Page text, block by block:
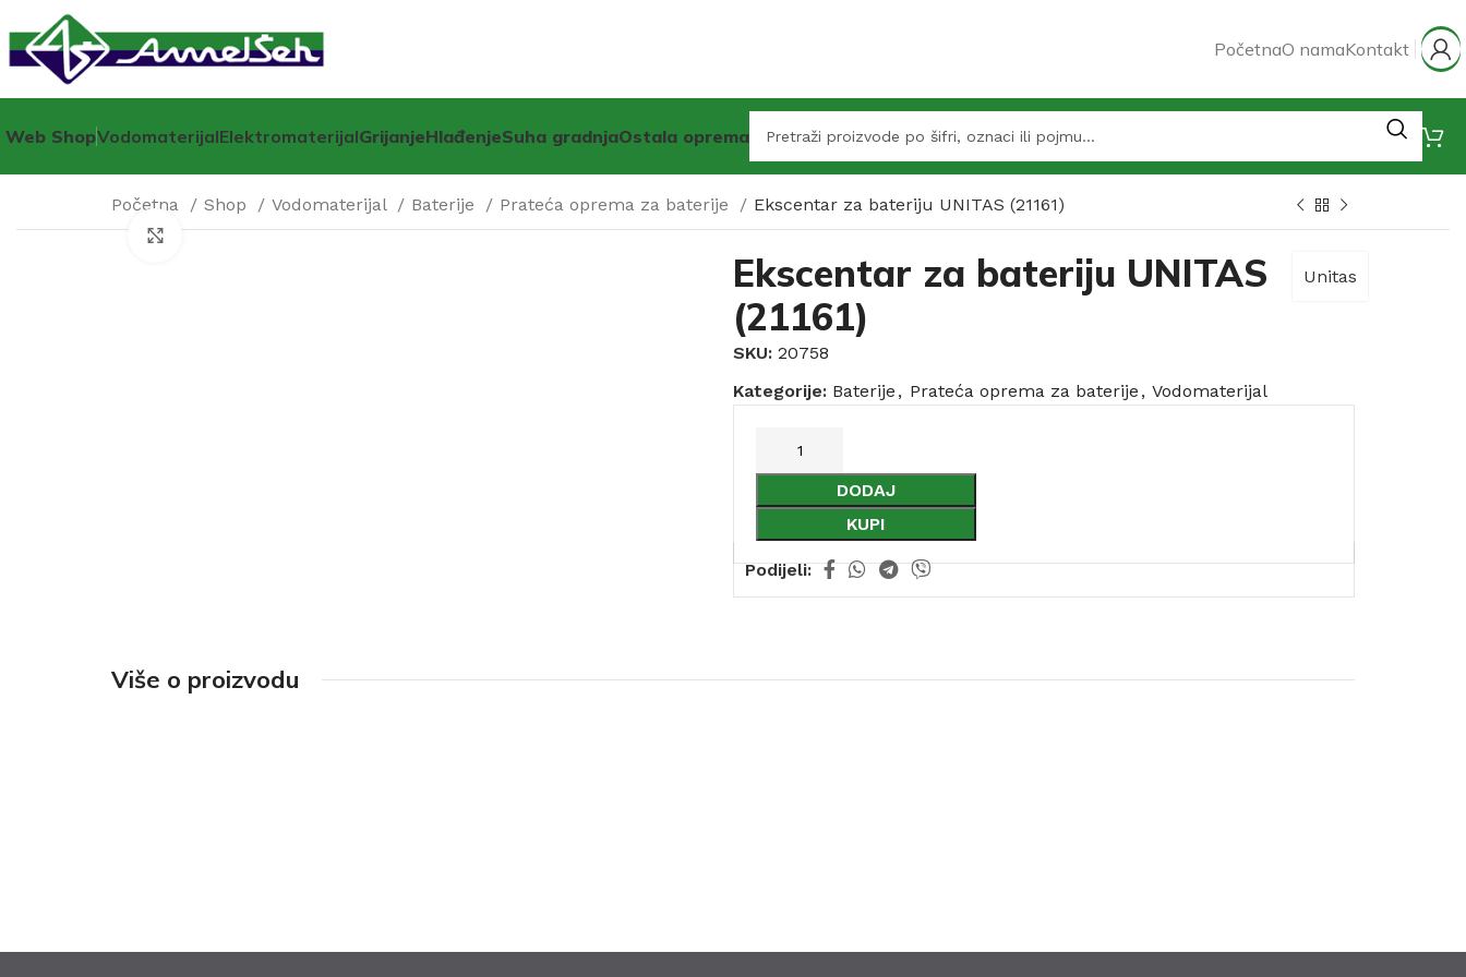
PočetnaO namaKontakt
Web ShopVodomaterijalElektromaterijalGrijanjeHlađenjeSuha gradnjaOstala oprema
Početna Shop Vodomaterijal Baterije Prateća oprema za baterije Ekscentar za bateriju UNITAS (21161)
Click to enlarge
Ekscentar za bateriju UNITAS
(21161)
Unitas
SKU: 20758
Kategorije: Baterije , Prateća oprema za baterije , Vodomaterijal
DODAJ
KUPI
Podijeli:
Više o proizvodu